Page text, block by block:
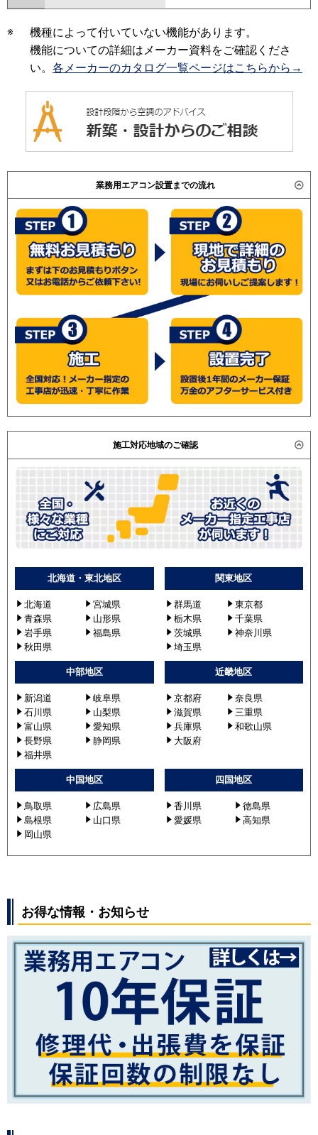
※
機種によって付いていない機能があります。
機能についての詳細はメーカー資料をご確認くださ
い。 各メーカーのカタログ一覧ページはこちらから→
業務用エアコン設置までの流れ
施工対応地域のご確認
北海道・東北地区
北海道
宮城県
青森県
山形県
岩手県
福島県
秋田県
関東地区
群馬道
東京都
栃木県
千葉県
茨城県
神奈川県
埼玉県
中部地区
新潟道
岐阜県
石川県
山梨県
富山県
愛知県
長野県
静岡県
福井県
近畿地区
京都府
奈良県
滋賀県
三重県
兵庫県
和歌山県
大阪府
中国地区
鳥取県
広島県
島根県
山口県
岡山県
四国地区
香川県
徳島県
愛媛県
高知県
お得な情報・お知らせ